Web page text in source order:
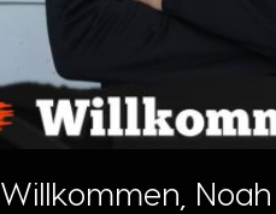
Willkommen,